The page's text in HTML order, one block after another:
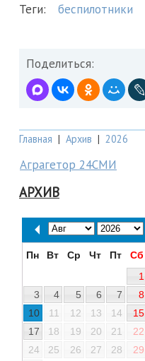
Теги: беспилотники
Поделиться:
Главная | Архив | 2026
Аграгетор 24СМИ
АРХИВ
Пн Вт Ср Чт Пт Сб
1
3
4 5 6 7 8
10
11 12 13 14 15
17
18 19 20 21 22
24
25 26 27 28 29